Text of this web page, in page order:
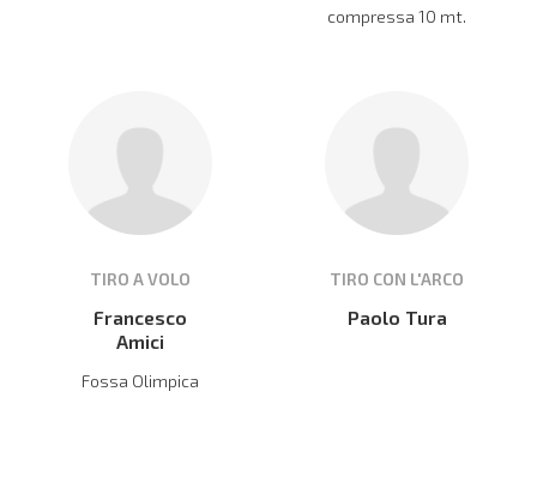
compressa 10 mt.
TIRO A VOLO
Francesco
Amici
Fossa Olimpica
TIRO CON L'ARCO
Paolo Tura